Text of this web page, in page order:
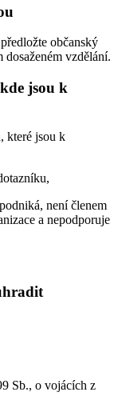
občanský
dosaženém vzdělání.
jsou k
které jsou k
není členem
a nepodporuje
Sb., o vojácích z